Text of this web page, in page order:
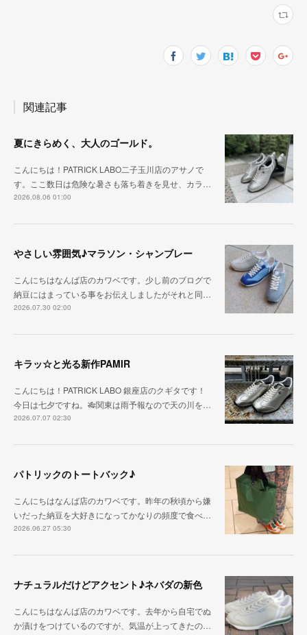
関連記事
夏にきらめく、大人のゴールド。
こんにちは！PATRICK LABO二子玉川店のアサノで
す。ここ数日は危険な暑さも落ち着きを見せ、カラ…
2026.08.06 01:00
やさしい雰囲気♪マラソン・シャンブレー
こんにちはなんば店のカワベです。少し前のブログで
納豆にはまっている事をお伝えしましたがそれと同…
2026.07.30 02:00
キラッ☆と光る新作PAMIR
こんにちは！PATRICK LABO 銀座店のクギタです！
今日は七夕ですね。🎋関東は雨予報なので天の川を…
2026.07.07 02:30
パトリックのトートバック♪
こんにちはなんば店のカワベです。昨年の秋頃から嫌
いだった納豆を大好きになってかなりの頻度で食べ…
2026.06.27 05:30
ナチュラルだけどアクセント♪ネバダの新色
こんにちはなんば店のカワベです。去年から自宅でぬ
か漬けをつけているのですが、気温が上ってきたの…